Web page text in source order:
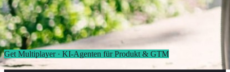
Get Multiplayer · KI-Agenten für Produkt & GTM